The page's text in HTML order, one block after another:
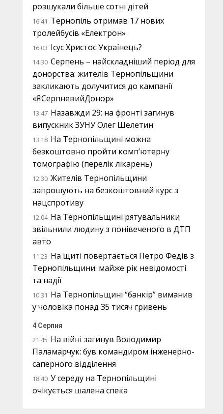
розшукали більше сотні дітей
16:41 Тернопіль отримав 17 нових
тролейбусів «Електрон»
16:03 Ісус Христос Українець?
14:30 Серпень – найскладніший період для
донорства: жителів Тернопільщини
закликають долучитися до кампанії
«ЯСерпневийДонор»
13:47 Назавжди 29: на фронті загинув
випускник ЗУНУ Олег Шелетин
13:18 На Тернопільщині можна
безкоштовно пройти комп’ютерну
томографію (перелік лікарень)
12:30 Жителів Тернопільщини
запрошують на безкоштовний курс з
нацспротиву
12:04 На Тернопільщині рятувальники
звільнили людину з понівеченого в ДТП
авто
11:23 На щиті повертається Петро Федів з
Тернопільщини: майже рік невідомості
та надії
10:31 На Тернопільщині “банкір” виманив
у чоловіка понад 35 тисяч гривень
4 Серпня
21:45 На війні загинув Володимир
Паламарчук: був командиром інженерно-
саперного відділення
18:40 У середу на Тернопільщині
очікується шалена спека